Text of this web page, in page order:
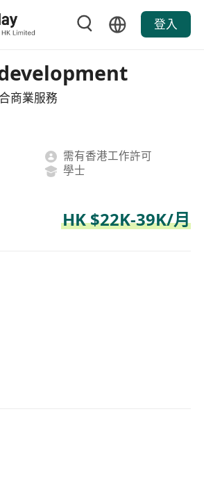
登入
合商業服務
需有香港工作許可
學士
HK $22K-39K/月